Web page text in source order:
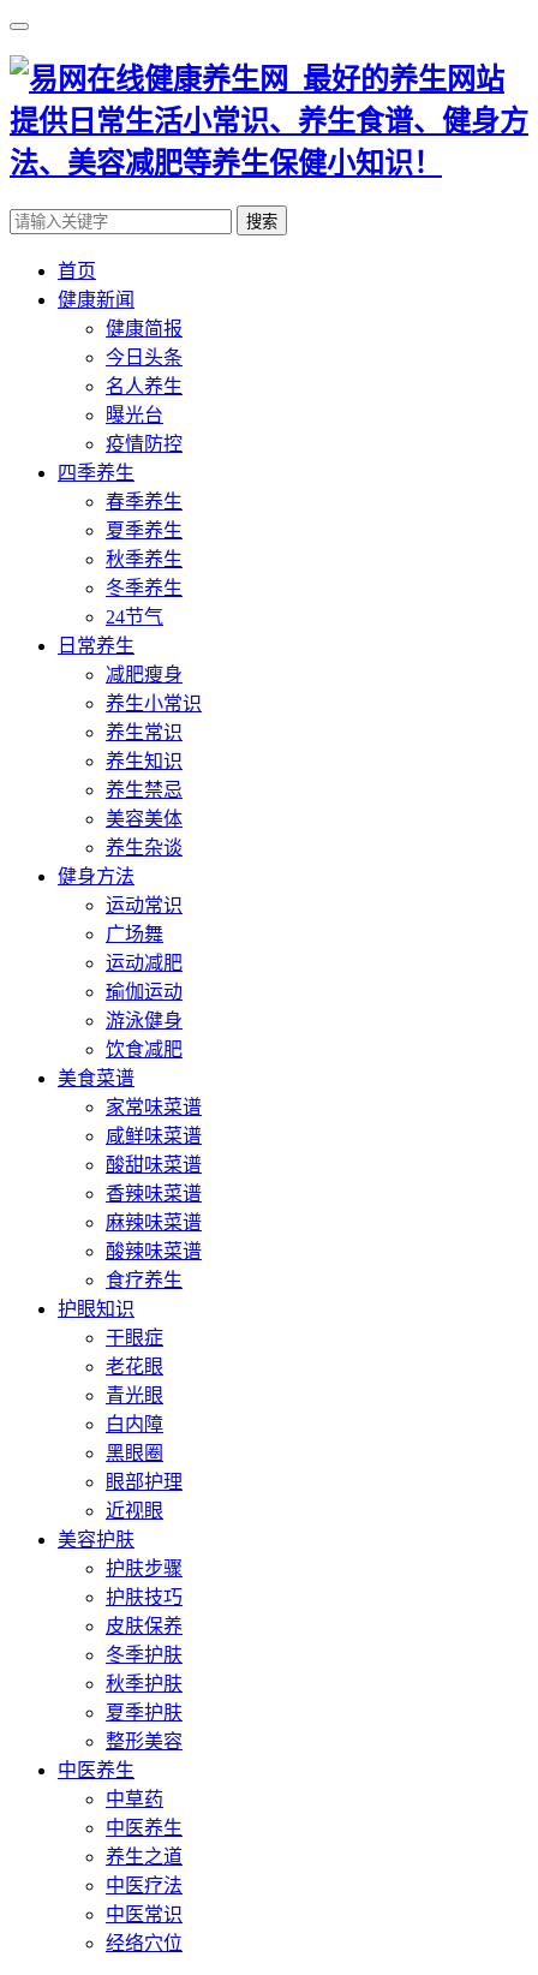
搜索
首页
健康新闻
健康简报
今日头条
名人养生
曝光台
疫情防控
四季养生
春季养生
夏季养生
秋季养生
冬季养生
24节气
日常养生
减肥瘦身
养生小常识
养生常识
养生知识
养生禁忌
美容美体
养生杂谈
健身方法
运动常识
广场舞
运动减肥
瑜伽运动
游泳健身
饮食减肥
美食菜谱
家常味菜谱
咸鲜味菜谱
酸甜味菜谱
香辣味菜谱
麻辣味菜谱
酸辣味菜谱
食疗养生
护眼知识
干眼症
老花眼
青光眼
白内障
黑眼圈
眼部护理
近视眼
美容护肤
护肤步骤
护肤技巧
皮肤保养
冬季护肤
秋季护肤
夏季护肤
整形美容
中医养生
中草药
中医养生
养生之道
中医疗法
中医常识
经络穴位